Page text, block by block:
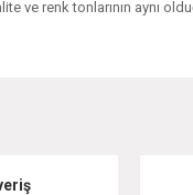
ve renk tonlarının aynı
bozuk veya görüntülenemiyor.